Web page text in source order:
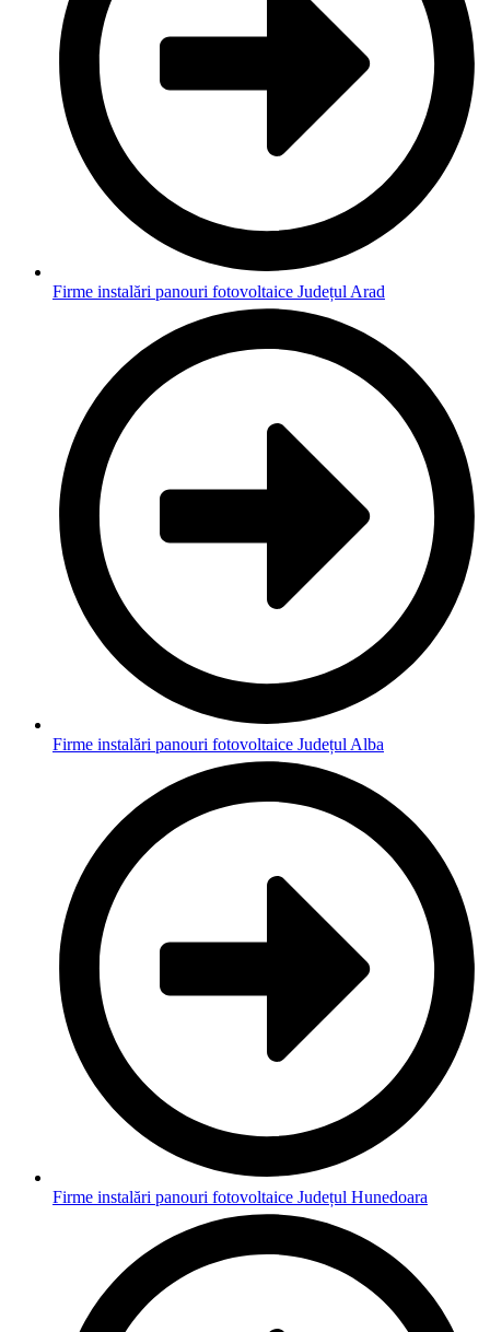
Firme instalări panouri fotovoltaice Județul Arad
Firme instalări panouri fotovoltaice Județul Alba
Firme instalări panouri fotovoltaice Județul Hunedoara